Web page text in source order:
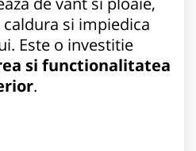
si impiedica
Este o investitie
si functionalitatea
.